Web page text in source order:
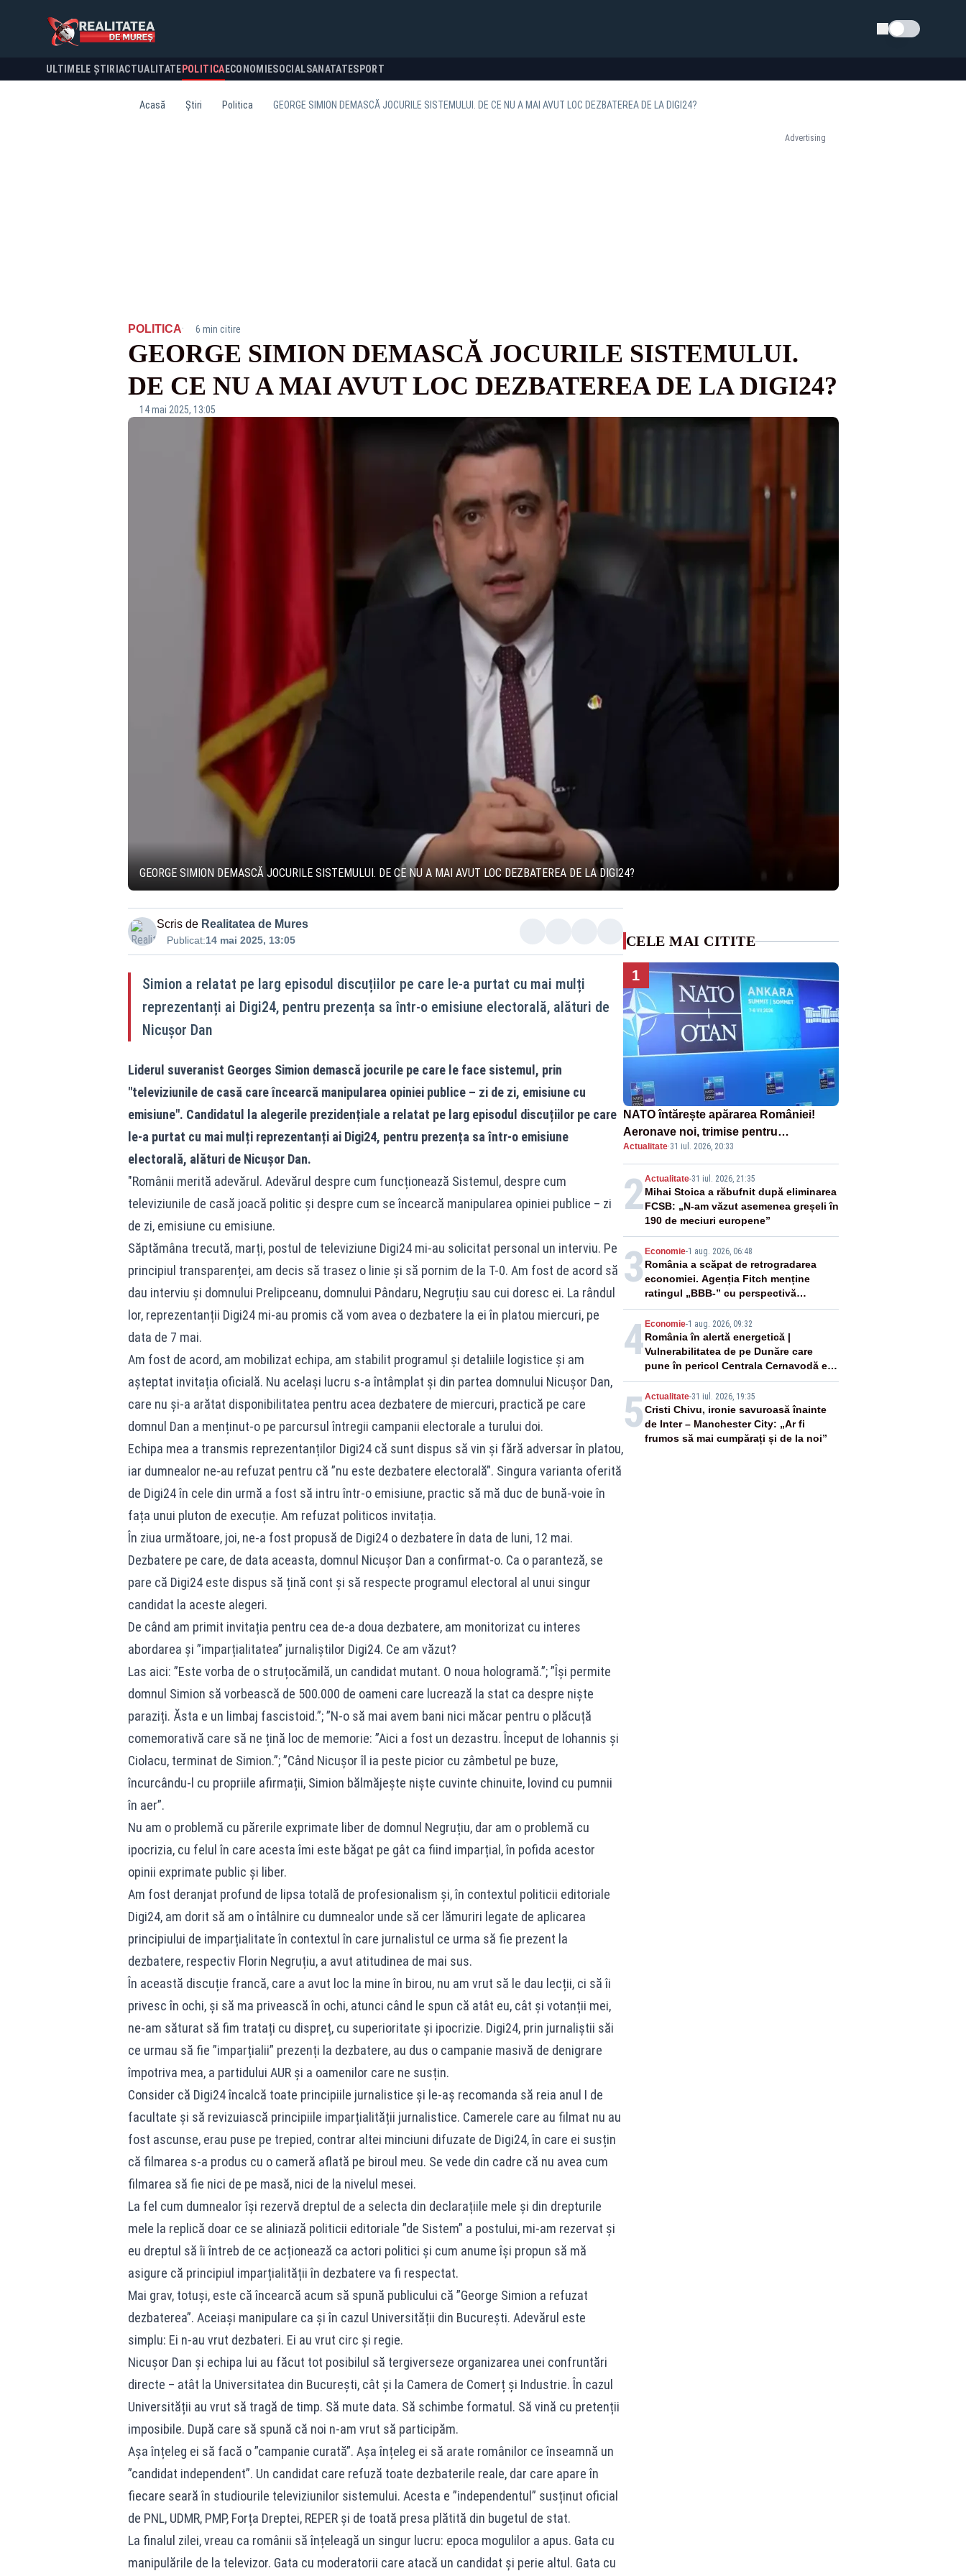
Schimba tema
ULTIMELE ȘTIRI ACTUALITATE POLITICA ECONOMIESOCIALSANATATESPORT
Acasă Știri Politica GEORGE SIMION DEMASCĂ JOCURILE SISTEMULUI. DE CE NU A MAI AVUT LOC DEZBATEREA DE LA DIGI24?
Advertising
POLITICA· 6 min citire
GEORGE SIMION DEMASCĂ JOCURILE SISTEMULUI.
DE CE NU A MAI AVUT LOC DEZBATEREA DE LA DIGI24?
14 mai 2025, 13:05
GEORGE SIMION DEMASCĂ JOCURILE SISTEMULUI. DE CE NU A MAI AVUT LOC DEZBATEREA DE LA DIGI24?
Scris de Realitatea de Mures
Publicat:14 mai 2025, 13:05
Simion a relatat pe larg episodul discuțiilor pe care le-a purtat cu mai mulți
reprezentanți ai Digi24, pentru prezența sa într-o emisiune electorală, alături de
Nicușor Dan
Liderul suveranist Georges Simion demască jocurile pe care le face sistemul, prin
"televiziunile de casă care încearcă manipularea opiniei publice – zi de zi, emisiune cu
emisiune". Candidatul la alegerile prezidențiale a relatat pe larg episodul discuțiilor pe care
le-a purtat cu mai mulți reprezentanți ai Digi24, pentru prezența sa într-o emisiune
electorală, alături de Nicușor Dan.
"Românii merită adevărul. Adevărul despre cum funcționează Sistemul, despre cum
televiziunile de casă joacă politic și despre cum se încearcă manipularea opiniei publice – zi
de zi, emisiune cu emisiune.
Săptămâna trecută, marți, postul de televiziune Digi24 mi-au solicitat personal un interviu. Pe
principiul transparenței, am decis să trasez o linie și să pornim de la T-0. Am fost de acord să
dau interviu și domnului Prelipceanu, domnului Pândaru, Negruțiu sau cui doresc ei. La rândul
lor, reprezentanții Digi24 mi-au promis că vom avea o dezbatere la ei în platou miercuri, pe
data de 7 mai.
Am fost de acord, am mobilizat echipa, am stabilit programul și detaliile logistice și am
așteptat invitația oficială. Nu același lucru s-a întâmplat și din partea domnului Nicușor Dan,
care nu și-a arătat disponibilitatea pentru acea dezbatere de miercuri, practică pe care
domnul Dan a menținut-o pe parcursul întregii campanii electorale a turului doi.
Echipa mea a transmis reprezentanților Digi24 că sunt dispus să vin și fără adversar în platou,
iar dumnealor ne-au refuzat pentru că ”nu este dezbatere electorală”. Singura varianta oferită
de Digi24 în cele din urmă a fost să intru într-o emisiune, practic să mă duc de bună-voie în
fața unui pluton de execuție. Am refuzat politicos invitația.
În ziua următoare, joi, ne-a fost propusă de Digi24 o dezbatere în data de luni, 12 mai.
Dezbatere pe care, de data aceasta, domnul Nicușor Dan a confirmat-o. Ca o paranteză, se
pare că Digi24 este dispus să țină cont și să respecte programul electoral al unui singur
candidat la aceste alegeri.
De când am primit invitația pentru cea de-a doua dezbatere, am monitorizat cu interes
abordarea și ”imparțialitatea” jurnaliștilor Digi24. Ce am văzut?
Las aici: ”Este vorba de o struțocămilă, un candidat mutant. O noua hologramă.”; ”Își permite
domnul Simion să vorbească de 500.000 de oameni care lucrează la stat ca despre niște
paraziți. Ăsta e un limbaj fascistoid.”; ”N-o să mai avem bani nici măcar pentru o plăcuță
comemorativă care să ne țină loc de memorie: ”Aici a fost un dezastru. Început de Iohannis și
Ciolacu, terminat de Simion.”; ”Când Nicușor îl ia peste picior cu zâmbetul pe buze,
încurcându-l cu propriile afirmații, Simion bălmăjește niște cuvinte chinuite, lovind cu pumnii
în aer”.
Nu am o problemă cu părerile exprimate liber de domnul Negruțiu, dar am o problemă cu
ipocrizia, cu felul în care acesta îmi este băgat pe gât ca fiind imparțial, în pofida acestor
opinii exprimate public și liber.
Am fost deranjat profund de lipsa totală de profesionalism și, în contextul politicii editoriale
Digi24, am dorit să am o întâlnire cu dumnealor unde să cer lămuriri legate de aplicarea
principiului de imparțialitate în contextul în care jurnalistul ce urma să fie prezent la
dezbatere, respectiv Florin Negruțiu, a avut atitudinea de mai sus.
În această discuție francă, care a avut loc la mine în birou, nu am vrut să le dau lecții, ci să îi
privesc în ochi, și să ma privească în ochi, atunci când le spun că atât eu, cât și votanții mei,
ne-am săturat să fim tratați cu dispreț, cu superioritate și ipocrizie. Digi24, prin jurnaliștii săi
ce urmau să fie ”imparțialii” prezenți la dezbatere, au dus o campanie masivă de denigrare
împotriva mea, a partidului AUR și a oamenilor care ne susțin.
Consider că Digi24 încalcă toate principiile jurnalistice și le-aș recomanda să reia anul I de
facultate și să revizuiască principiile imparțialității jurnalistice. Camerele care au filmat nu au
fost ascunse, erau puse pe trepied, contrar altei minciuni difuzate de Digi24, în care ei susțin
că filmarea s-a produs cu o cameră aflată pe biroul meu. Se vede din cadre că nu avea cum
filmarea să fie nici de pe masă, nici de la nivelul mesei.
La fel cum dumnealor își rezervă dreptul de a selecta din declarațiile mele și din drepturile
mele la replică doar ce se aliniază politicii editoriale ”de Sistem” a postului, mi-am rezervat și
eu dreptul să îi întreb de ce acționează ca actori politici și cum anume își propun să mă
asigure că principiul imparțialității în dezbatere va fi respectat.
Mai grav, totuși, este că încearcă acum să spună publicului că ”George Simion a refuzat
dezbaterea”. Aceiași manipulare ca și în cazul Universității din București. Adevărul este
simplu: Ei n-au vrut dezbateri. Ei au vrut circ și regie.
Nicușor Dan și echipa lui au făcut tot posibilul să tergiverseze organizarea unei confruntări
directe – atât la Universitatea din București, cât și la Camera de Comerț și Industrie. În cazul
Universității au vrut să tragă de timp. Să mute data. Să schimbe formatul. Să vină cu pretenții
imposibile. După care să spună că noi n-am vrut să participăm.
Așa înțeleg ei să facă o ”campanie curată”. Așa înțeleg ei să arate românilor ce înseamnă un
”candidat independent”. Un candidat care refuză toate dezbaterile reale, dar care apare în
fiecare seară în studiourile televiziunilor sistemului. Acesta e ”independentul” susținut oficial
de PNL, UDMR, PMP, Forța Dreptei, REPER și de toată presa plătită din bugetul de stat.
La finalul zilei, vreau ca românii să înțeleagă un singur lucru: epoca mogulilor a apus. Gata cu
manipulările de la televizor. Gata cu moderatorii care atacă un candidat și perie altul. Gata cu
CELE MAI CITITE
1
NATO întărește apărarea României!
Aeronave noi, trimise pentru
interceptarea și distrugerea dronelor
Actualitate·31 iul. 2026, 20:33
2Actualitate-31 iul. 2026, 21:35
Mihai Stoica a răbufnit după eliminarea
FCSB: „N-am văzut asemenea greșeli în
190 de meciuri europene”
3 Economie-1 aug. 2026, 06:48
România a scăpat de retrogradarea
economiei. Agenția Fitch menține
ratingul „BBB-” cu perspectivă
negativă
4 Economie-1 aug. 2026, 09:32
România în alertă energetică |
Vulnerabilitatea de pe Dunăre care
pune în pericol Centrala Cernavodă era
cunoscută de pe vremea lui Ceaușescu
5 Actualitate-31 iul. 2026, 19:35
Cristi Chivu, ironie savuroasă înainte
de Inter – Manchester City: „Ar fi
frumos să mai cumpărați și de la noi”